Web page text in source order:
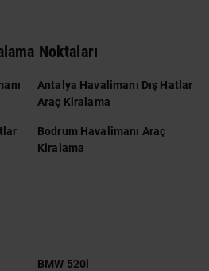
Noktaları
Antalya Havalimanı Dış Hatlar
Araç Kiralama
Bodrum Havalimanı Araç
Kiralama
BMW 520i